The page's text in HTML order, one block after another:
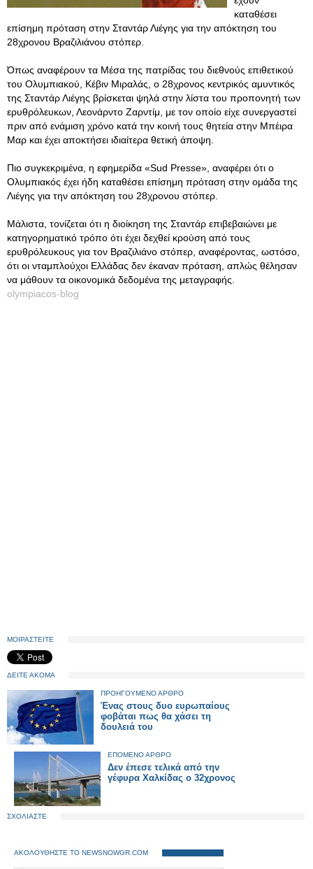
καταθέσει
επίσημη πρόταση στην Σταντάρ Λιέγης για την απόκτηση του
28χρονου Βραζιλιάνου στόπερ.
Όπως αναφέρουν τα Μέσα της πατρίδας του διεθνούς επιθετικού
του Ολυμπιακού, Κέβιν Μιραλάς, ο 28χρονος κεντρικός αμυντικός
της Σταντάρ Λιέγης βρίσκεται ψηλά στην λίστα του προπονητή των
ερυθρόλευκων, Λεονάρντο Ζαρντίμ, με τον οποίο είχε συνεργαστεί
πριν από ενάμιση χρόνο κατά την κοινή τους θητεία στην Μπέιρα
Μαρ και έχει αποκτήσει ιδιαίτερα θετική άποψη.
Πιο συγκεκριμένα, η εφημερίδα «Sud Presse», αναφέρει ότι ο
Ολυμπιακός έχει ήδη καταθέσει επίσημη πρόταση στην ομάδα της
Λιέγης για την απόκτηση του 28χρονου στόπερ.
Μάλιστα, τονίζεται ότι η διοίκηση της Σταντάρ επιβεβαιώνει με
κατηγορηματικό τρόπο ότι έχει δεχθεί κρούση από τους
ερυθρόλευκους για τον Βραζιλιάνο στόπερ, αναφέροντας, ωστόσο,
ότι οι νταμπλούχοι Ελλάδας δεν έκαναν πρόταση, απλώς θέλησαν
να μάθουν τα οικονομικά δεδομένα της μεταγραφής.
olympiacos-blog
ΜΟΙΡΑΣΤΕΙΤΕ
ΔΕΙΤΕ ΑΚΟΜΑ
ΠΡΟΗΓΟΥΜΕΝΟ ΑΡΘΡΟ
Ένας στους δυο ευρωπαίους
φοβάται πως θα χάσει τη
δουλειά του
ΕΠΟΜΕΝΟ ΑΡΘΡΟ
Δεν έπεσε τελικά από την
γέφυρα Χαλκίδας ο 32χρονος
ΣΧΟΛΙΑΣΤΕ
ΑΚΟΛΟΥΘΗΣΤΕ ΤΟ NEWSNOWGR.COM